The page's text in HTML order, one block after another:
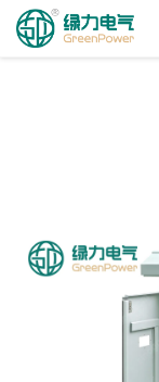
Biz Haqimizda